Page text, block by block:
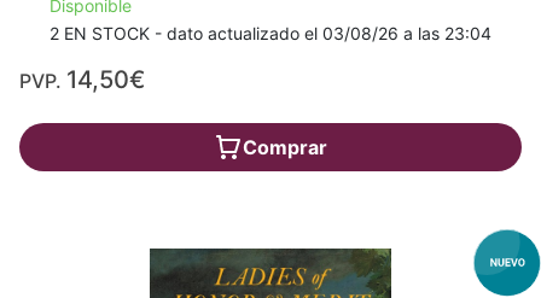
Disponible
2 EN STOCK - dato actualizado el 03/08/26 a las 23:04
PVP. 14,50€
Comprar